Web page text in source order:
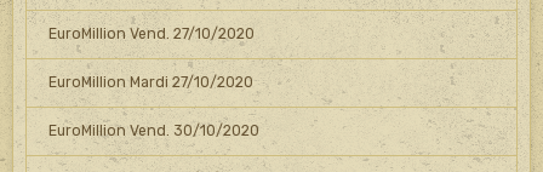
EuroMillion Vend. 27/10/2020
EuroMillion Mardi 27/10/2020
EuroMillion Vend. 30/10/2020